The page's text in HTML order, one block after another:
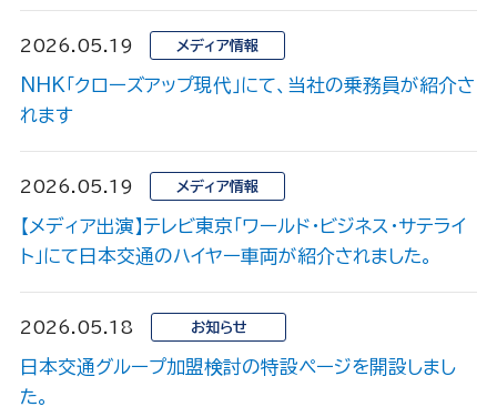
2026.05.19 メディア情報
NHK「クローズアップ現代」にて、当社の乗務員が紹介さ
れます
2026.05.19 メディア情報
【メディア出演】テレビ東京「ワールド・ビジネス・サテライ
ト」にて日本交通のハイヤー車両が紹介されました。
2026.05.18 お知らせ
日本交通グループ加盟検討の特設ページを開設しまし
た。